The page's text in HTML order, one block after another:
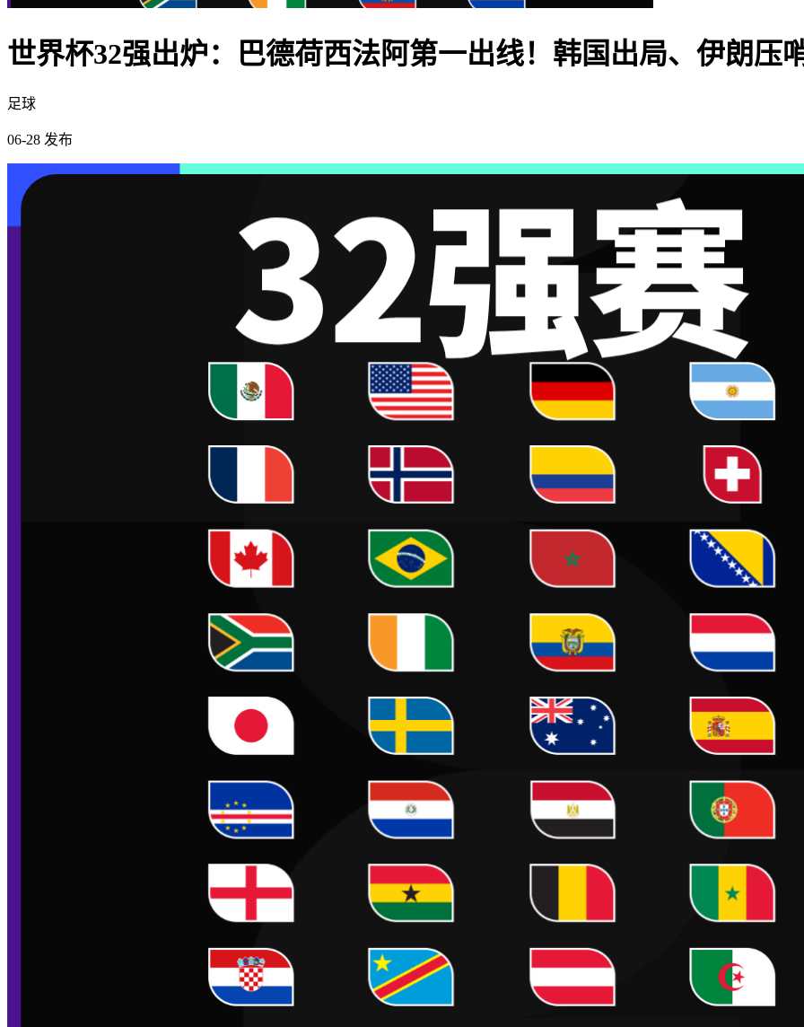
世界杯32强出炉：巴德荷西法阿第一出线！韩国出局、伊朗压
足球
06-28 发布